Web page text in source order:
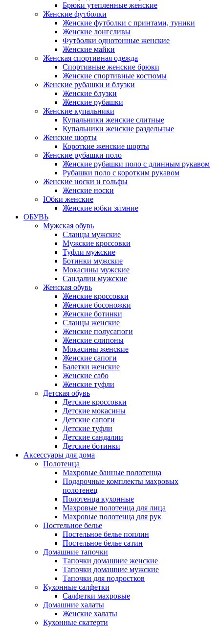
Брюки утепленные женские
Женские футболки
Женские футболки с принтами, туники
Женские лонгсливы
Футболки однотонные женские
Женские майки
Женская спортивная одежда
Спортивные женские брюки
Женские спортивные костюмы
Женские рубашки и блузки
Женские блузки
Женские рубашки
Женские купальники
Купальники женские слитные
Купальники женские раздельные
Женские шорты
Короткие женские шорты
Женские рубашки поло
Женские рубашки поло с длинным рукавом
Рубашки поло с коротким рукавом
Женские носки и гольфы
Женские носки
Юбки женские
Женские юбки зимние
ОБУВЬ
Мужская обувь
Сланцы мужские
Мужские кроссовки
Туфли мужские
Ботинки мужские
Мокасины мужские
Сандалии мужские
Женская обувь
Женские кроссовки
Женские босоножки
Женские ботинки
Сланцы женские
Женские полусапоги
Женские слипоны
Мокасины женские
Женские сапоги
Балетки женские
Женские сабо
Женские туфли
Детская обувь
Детские кроссовки
Детские мокасины
Детские сапоги
Детские туфли
Детские сандалии
Детские ботинки
Аксессуары для дома
Полотенца
Махровые банные полотенца
Подарочные комплекты махровых
полотенец
Полотенца кухонные
Махровые полотенца для лица
Махровые полотенца для рук
Постельное белье
Постельное белье поплин
Постельное белье сатин
Домашние тапочки
Тапочки домашние женские
Тапочки домашние мужские
Тапочки для подростков
Кухонные салфетки
Салфетки махровые
Домашние халаты
Женские халаты
Кухонные скатерти